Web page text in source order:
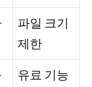
파일 크기
제한
유료 기능